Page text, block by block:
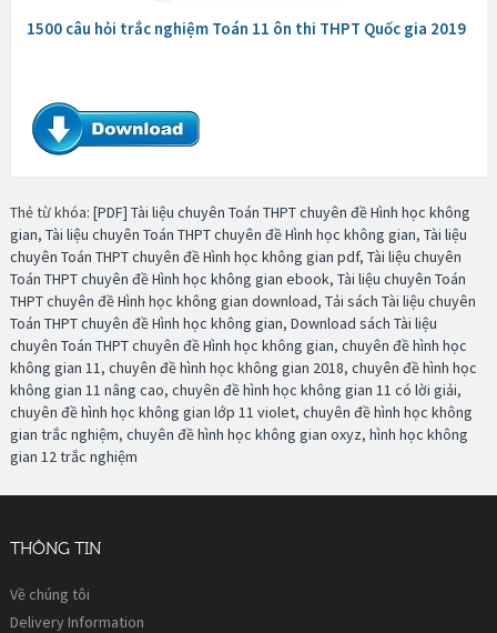
1500 câu hỏi trắc nghiệm Toán 11 ôn thi THPT Quốc gia 2019
Thẻ từ khóa: [PDF] Tài liệu chuyên Toán THPT chuyên đề Hình học không
gian, Tài liệu chuyên Toán THPT chuyên đề Hình học không gian, Tài liệu
chuyên Toán THPT chuyên đề Hình học không gian pdf, Tài liệu chuyên
Toán THPT chuyên đề Hình học không gian ebook, Tài liệu chuyên Toán
THPT chuyên đề Hình học không gian download, Tải sách Tài liệu chuyên
Toán THPT chuyên đề Hình học không gian, Download sách Tài liệu
chuyên Toán THPT chuyên đề Hình học không gian, chuyên đề hình học
không gian 11, chuyên đề hình học không gian 2018, chuyên đề hình học
không gian 11 nâng cao, chuyên đề hình học không gian 11 có lời giải,
chuyên đề hình học không gian lớp 11 violet, chuyên đề hình học không
gian trắc nghiệm, chuyên đề hình học không gian oxyz, hình học không
gian 12 trắc nghiệm
THÔNG TIN
Về chúng tôi
Delivery Information